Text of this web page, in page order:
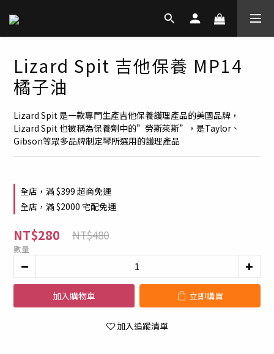
Lizard Spit 吉他保養 MP14
橘子油
Lizard Spit 是一款專門生產吉他保養護理產品的美國品牌，
Lizard Spit 也被稱為保養劑中的”勞斯萊斯”，是Taylor、
Gibson等眾多品牌制定琴所選用的護理產品
全店，滿 $399 超商免運
全店，滿 $2000 宅配免運
NT$280 NT$480
數量
加入購物車 立即購買
加入追蹤清單